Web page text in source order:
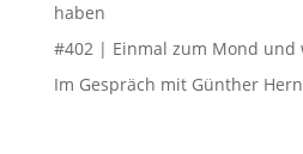
haben
#402 | Einmal zum Mond und
Im Gespräch mit Günther